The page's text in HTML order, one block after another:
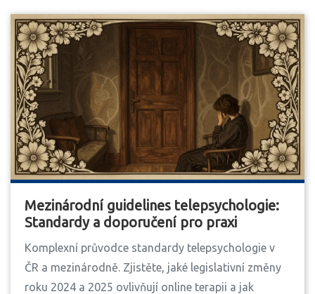
Mezinárodní guidelines telepsychologie:
Standardy a doporučení pro praxi
Komplexní průvodce standardy telepsychologie v
ČR a mezinárodně. Zjistěte, jaké legislativní změny
roku 2024 a 2025 ovlivňují online terapii a jak